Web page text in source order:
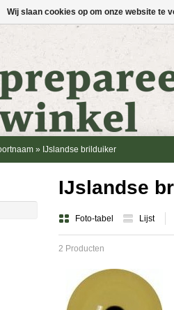
» IJslandse brilduiker
IJslandse
Foto-tabel Lijst
2 Producten
Wij slaan cookies op om onze website te